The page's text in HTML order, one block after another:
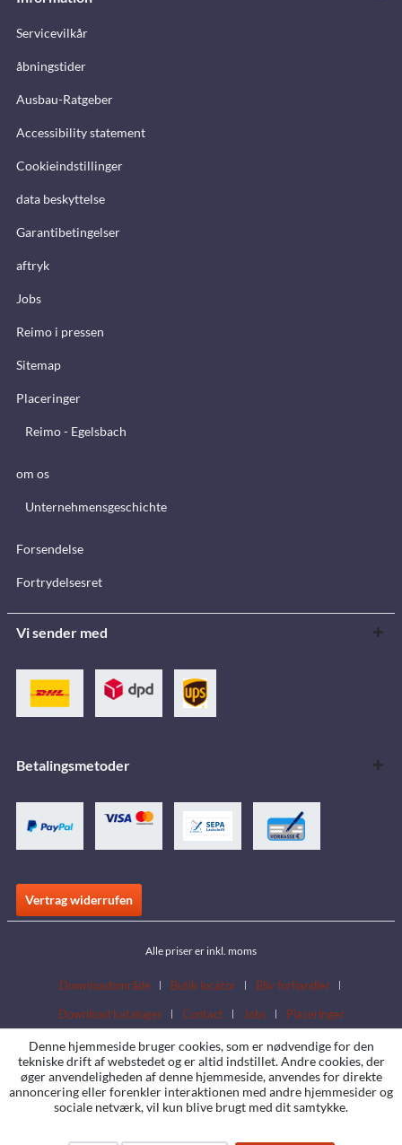
Servicevilkår
åbningstider
Ausbau-Ratgeber
Accessibility statement
Cookieindstillinger
data beskyttelse
Garantibetingelser
aftryk
Jobs
Reimo i pressen
Sitemap
Placeringer
Reimo - Egelsbach
om os
Unternehmensgeschichte
Forsendelse
Fortrydelsesret
Vi sender med
Betalingsmetoder
Vertrag widerrufen
Alle priser er inkl. moms
Downloadområde Butik locator
Bliv forhandler
Download kataloger
Contact Jobs Placeringer
Denne hjemmeside bruger cookies, som er nødvendige for den
tekniske drift af webstedet og er altid indstillet. Andre cookies, der
øger anvendeligheden af denne hjemmeside, anvendes for direkte
annoncering eller forenkler interaktionen med andre hjemmesider og
sociale netværk, vil kun blive brugt med dit samtykke.